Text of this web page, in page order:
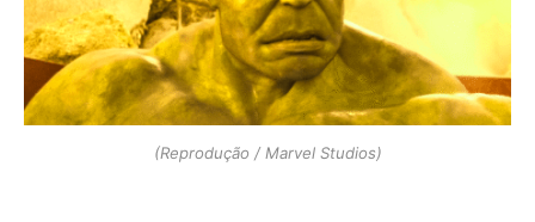
(Reprodução / Marvel Studios)